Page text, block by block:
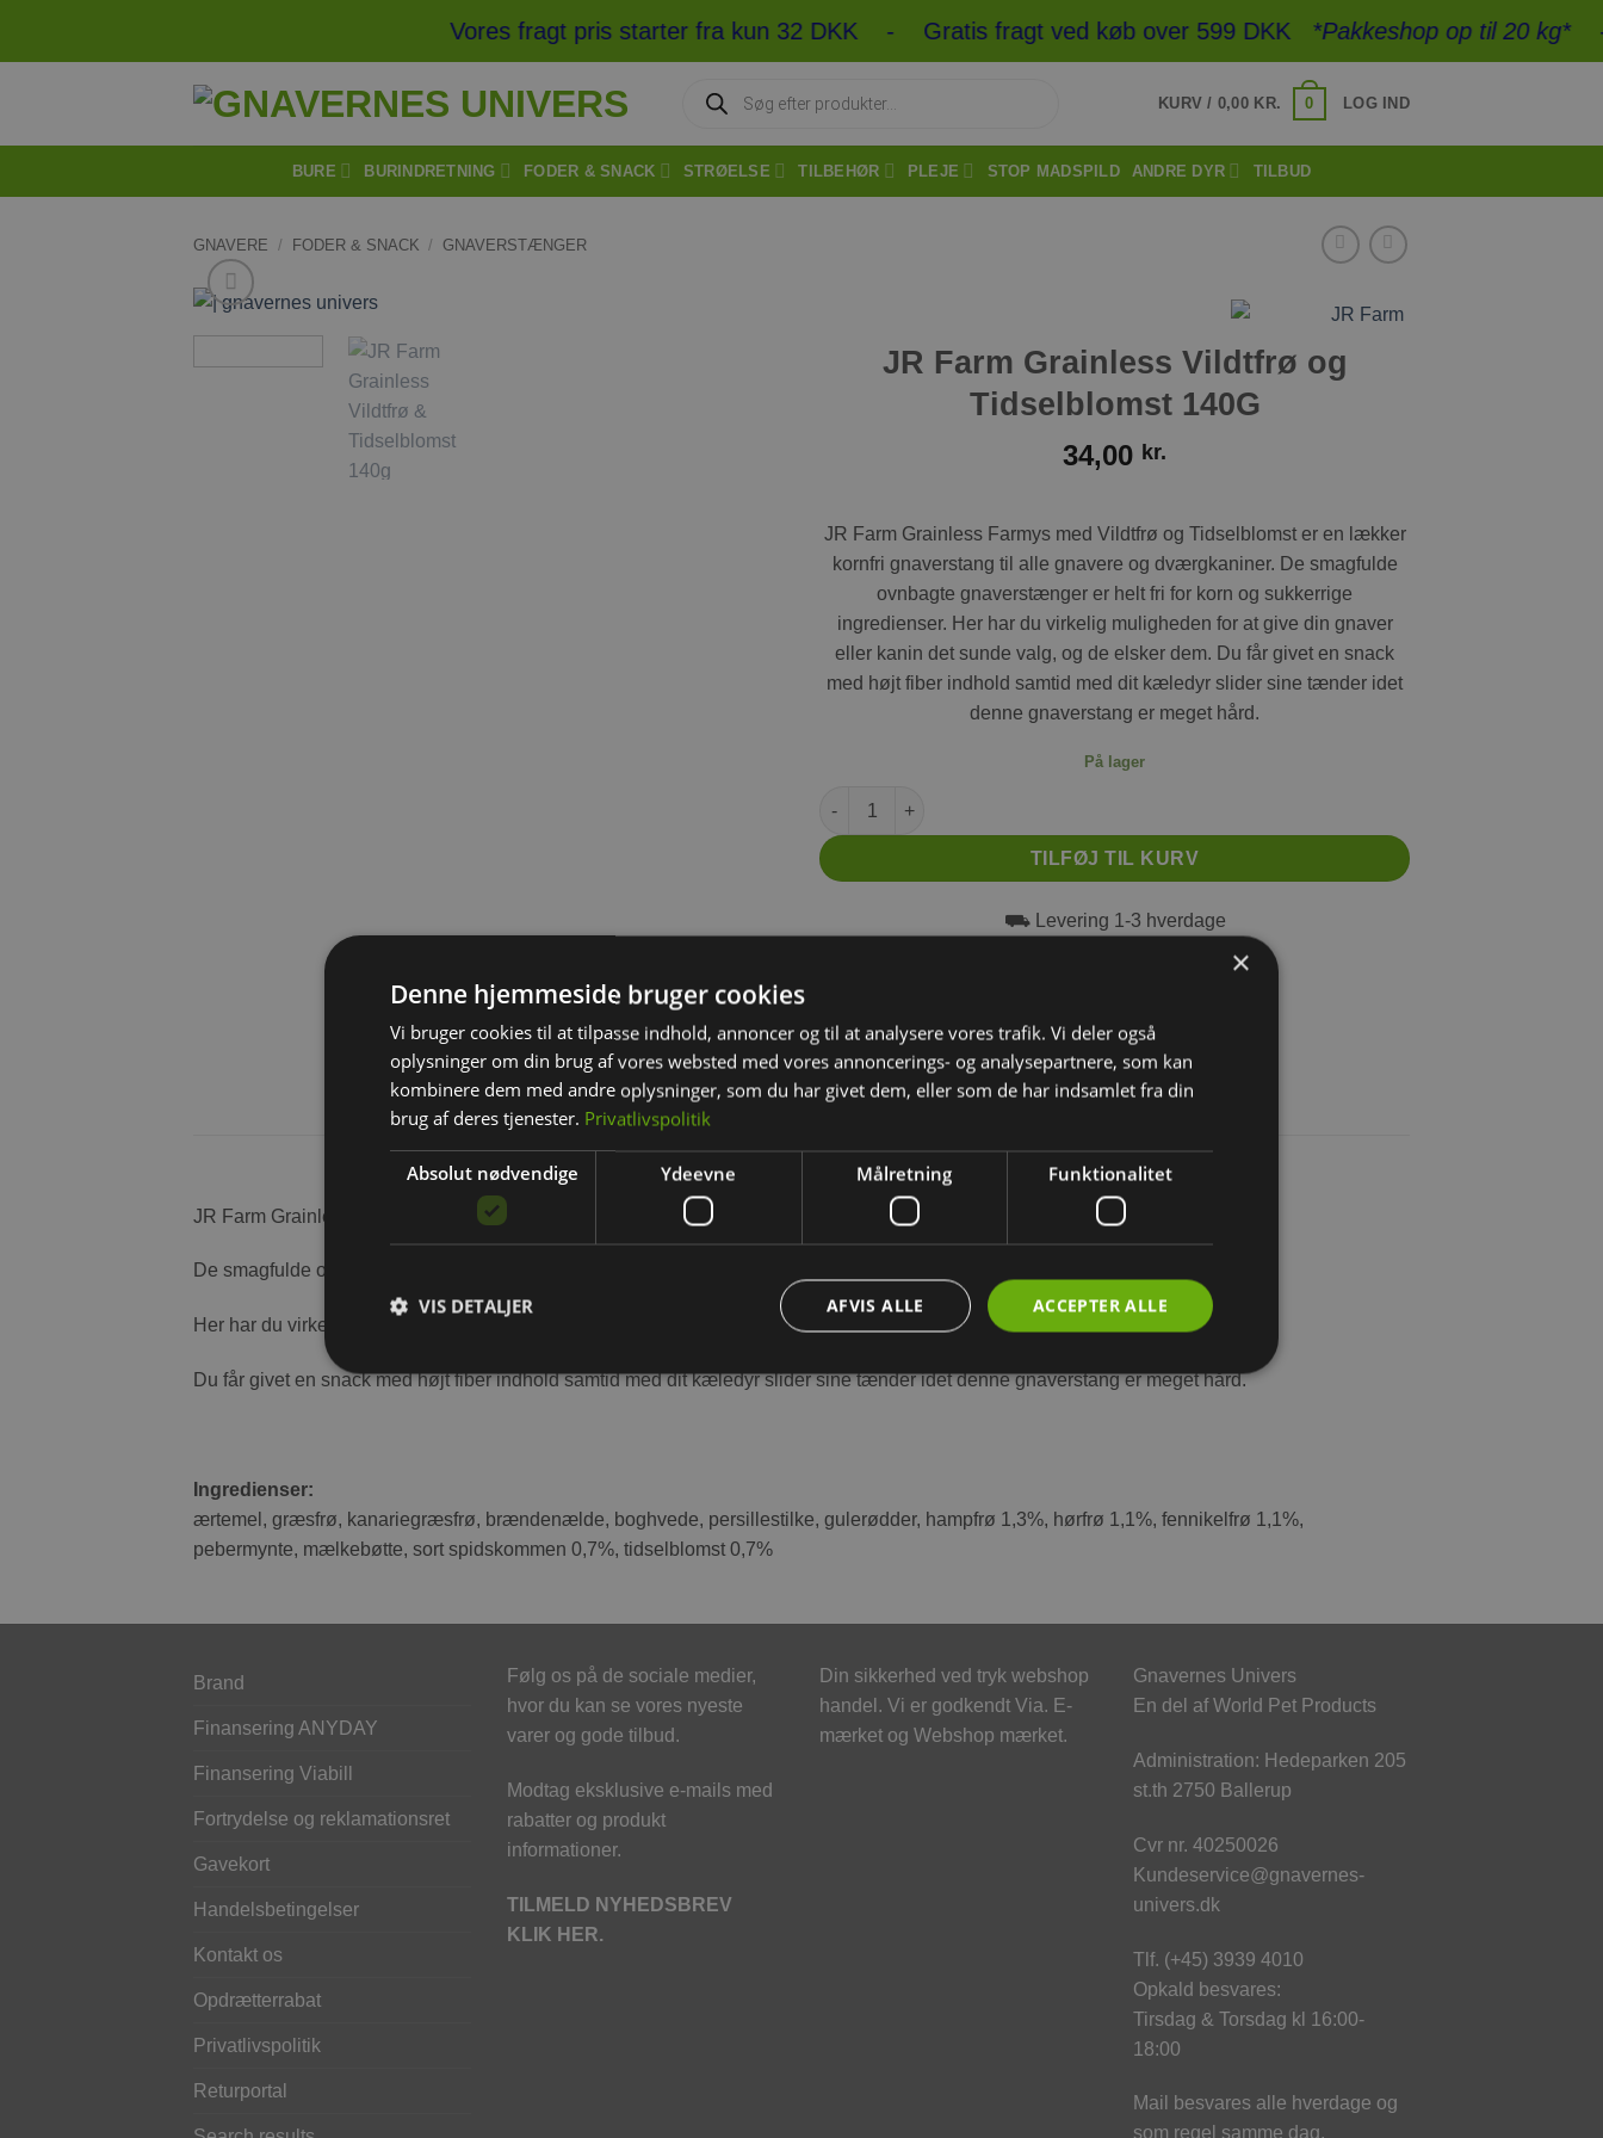
Vores fragt pris starter fra kun 32 DKK - Gratis fragt ved køb over 599 DKK*Pakkeshop op til 20 kg*-
search
KURV / 0,00 KR. 0 LOG IND
BURE BURINDRETNING FODER & SNACK STRØELSE TILBEHØR PLEJE STOP MADSPILD ANDRE DYR TILBUD
GNAVERE / FODER & SNACK / GNAVERSTÆNGER
JR Farm Grainless Vildtfrø og
Tidselblomst 140G
34,00 kr.
JR Farm Grainless Farmys med Vildtfrø og Tidselblomst er en lækker
kornfri gnaverstang til alle gnavere og dværgkaniner. De smagfulde
ovnbagte gnaverstænger er helt fri for korn og sukkerrige
ingredienser. Her har du virkelig muligheden for at give din gnaver
eller kanin det sunde valg, og de elsker dem. Du får givet en snack
med højt fiber indhold samtid med dit kæledyr slider sine tænder idet
denne gnaverstang er meget hård.
På lager
JR Farm Grainless Vildtfrø og Tidselblomst 140G antal
TILFØJ TIL KURV
⛟ Levering 1-3 hverdage
BESKRIVELSE YDERLIGERE INFORMATION
JR Farm Grainless Farmys med Vildtfrø og Tidselblomst er en lækker kornfri gnaverstang til alle gnavere og dværgkaniner.
De smagfulde ovnbagte gnaverstænger er helt fri for korn og sukkerrige ingredienser.
Her har du virkelig muligheden for at give din gnaver eller kanin det sunde valg, og de elsker dem.
Du får givet en snack med højt fiber indhold samtid med dit kæledyr slider sine tænder idet denne gnaverstang er meget hård.
Ingredienser:
ærtemel, græsfrø, kanariegræsfrø, brændenælde, boghvede, persillestilke, gulerødder, hampfrø 1,3%, hørfrø 1,1%, fennikelfrø 1,1%,
pebermynte, mælkebøtte, sort spidskommen 0,7%, tidselblomst 0,7%
Brand
Finansering ANYDAY
Finansering Viabill
Fortrydelse og reklamationsret
Gavekort
Handelsbetingelser
Kontakt os
Opdrætterrabat
Privatlivspolitik
Returportal
Følg os på de sociale medier,
hvor du kan se vores nyeste
varer og gode tilbud.
Modtag eksklusive e-mails med
rabatter og produkt
informationer.
TILMELD NYHEDSBREV
KLIK HER.
Din sikkerhed ved tryk webshop
handel. Vi er godkendt Via. E-
mærket og Webshop mærket.
Gnavernes Univers
En del af World Pet Products
Administration: Hedeparken 205
st.th 2750 Ballerup
Cvr nr. 40250026
Kundeservice@gnavernes-
univers.dk
Tlf. (+45) 3939 4010
Opkald besvares:
Tirsdag & Torsdag kl 16:00-
18:00
Mail besvares alle hverdage og
som regel samme dag.
×
Denne hjemmeside bruger cookies
Vi bruger cookies til at tilpasse indhold, annoncer og til at analysere vores trafik. Vi deler også
oplysninger om din brug af vores websted med vores annoncerings- og analysepartnere, som kan
kombinere dem med andre oplysninger, som du har givet dem, eller som de har indsamlet fra din
brug af deres tjenester. Privatlivspolitik
Absolut nødvendige Ydeevne Målretning Funktionalitet
ACCEPTER ALLE
AFVIS ALLE
VIS DETALJER